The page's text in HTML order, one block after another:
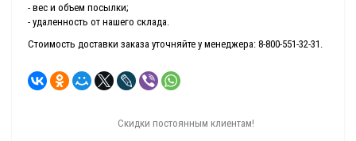
- вес и объем посылки;
- удаленность от нашего склада.
Стоимость доставки заказа уточняйте у менеджера: 8-800-551-32-31.
Скидки постоянным клиентам!